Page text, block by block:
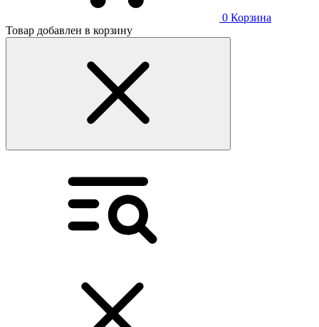
0 Корзина
Товар добавлен в корзину